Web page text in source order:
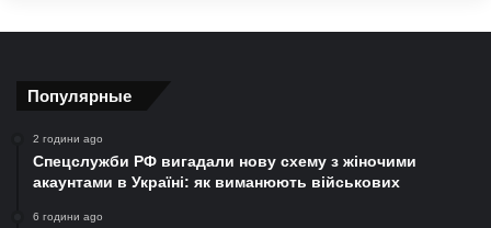
Популярные
2 години ago
Спецслужби РФ вигадали нову схему з жіночими
акаунтами в Україні: як виманюють військових
6 години ago